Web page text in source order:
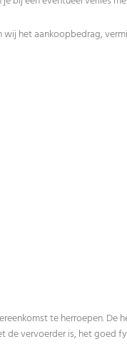
het aankoopbedrag,
te herroepen. De
vervoerder is, het goed